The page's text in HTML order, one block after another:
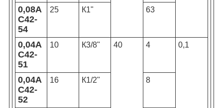
0,08А
С42-
54
25 К1" 63
0,04А
С42-
51
10 К3/8" 40 4 0,1
0,04А
С42-
52
16 К1/2" 8